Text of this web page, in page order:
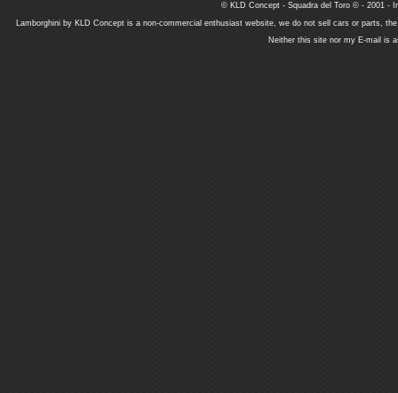
© KLD Concept - Squadra del Toro © - 2001 -
Lamborghini by KLD Concept is a non-commercial enthusiast website, we do not sell cars or parts,
Neither this site nor my E-mail is